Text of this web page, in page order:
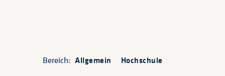
Bereich: Allgemein
Hochschule